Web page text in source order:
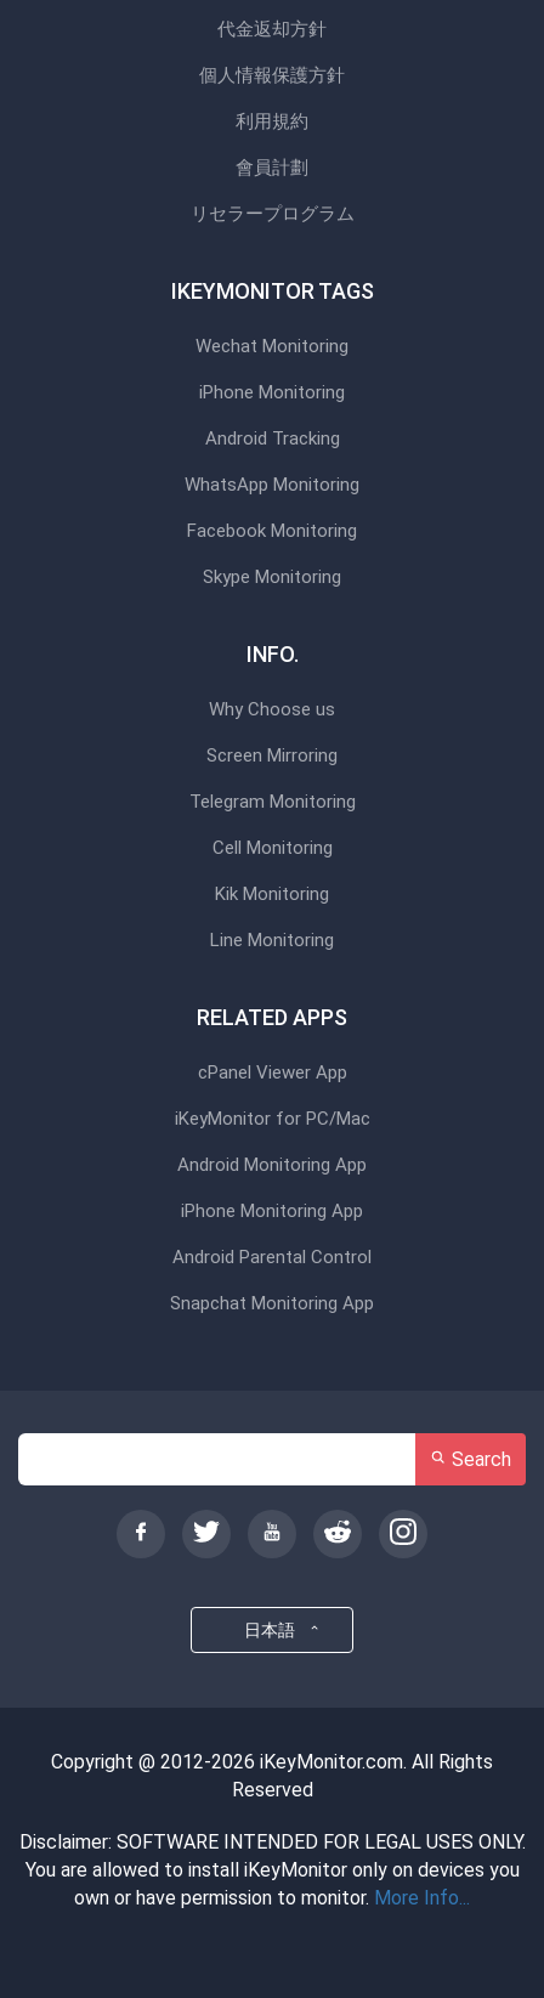
代金返却方針
個人情報保護方針
利用規約
會員計劃
リセラープログラム
IKEYMONITOR TAGS
Wechat Monitoring
iPhone Monitoring
Android Tracking
WhatsApp Monitoring
Facebook Monitoring
Skype Monitoring
INFO.
Why Choose us
Screen Mirroring
Telegram Monitoring
Cell Monitoring
Kik Monitoring
Line Monitoring
RELATED APPS
cPanel Viewer App
iKeyMonitor for PC/Mac
Android Monitoring App
iPhone Monitoring App
Android Parental Control
Snapchat Monitoring App
Search
日本語
Copyright @ 2012-2026 iKeyMonitor.com. All Rights
Reserved
Disclaimer: SOFTWARE INTENDED FOR LEGAL USES ONLY.
You are allowed to install iKeyMonitor only on devices you
own or have permission to monitor. More Info...